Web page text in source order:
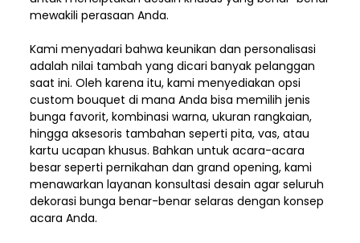
mewakili perasaan Anda.
Kami menyadari bahwa keunikan dan personalisasi
adalah nilai tambah yang dicari banyak pelanggan
saat ini. Oleh karena itu, kami menyediakan opsi
custom bouquet di mana Anda bisa memilih jenis
bunga favorit, kombinasi warna, ukuran rangkaian,
hingga aksesoris tambahan seperti pita, vas, atau
kartu ucapan khusus. Bahkan untuk acara-acara
besar seperti pernikahan dan grand opening, kami
menawarkan layanan konsultasi desain agar seluruh
dekorasi bunga benar-benar selaras dengan konsep
acara Anda.